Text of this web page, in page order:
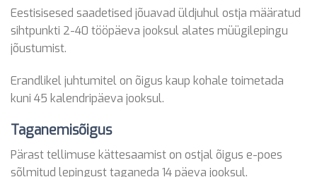
Eestisisesed saadetised jõuavad üldjuhul ostja määratud
sihtpunkti 2-40 tööpäeva jooksul alates müügilepingu
jõustumist.
Erandlikel juhtumitel on õigus kaup kohale toimetada
kuni 45 kalendripäeva jooksul.
Taganemisõigus
Pärast tellimuse kättesaamist on ostjal õigus e-poes
sõlmitud lepingust taganeda 14 päeva jooksul.